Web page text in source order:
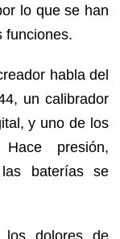
lo que se han
funciones.
habla del
un calibrador
y uno de los
presión,
baterías se
los dolores de